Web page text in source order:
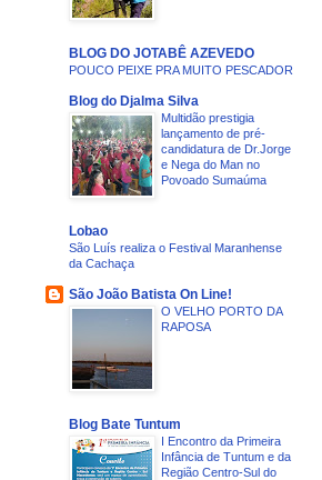
BLOG DO JOTABÊ AZEVEDO
POUCO PEIXE PRA MUITO PESCADOR
Blog do Djalma Silva
Multidão prestigia
lançamento de pré-
candidatura de Dr.Jorge
e Nega do Man no
Povoado Sumaúma
Lobao
São Luís realiza o Festival Maranhense
da Cachaça
São João Batista On Line!
O VELHO PORTO DA
RAPOSA
Blog Bate Tuntum
I Encontro da Primeira
Infância de Tuntum e da
Região Centro-Sul do